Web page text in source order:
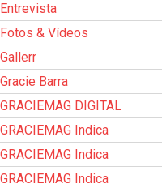
Entrevista
Fotos & Vídeos
Gallerr
Gracie Barra
GRACIEMAG DIGITAL
GRACIEMAG Indica
GRACIEMAG Indica
GRACIEMAG Indica